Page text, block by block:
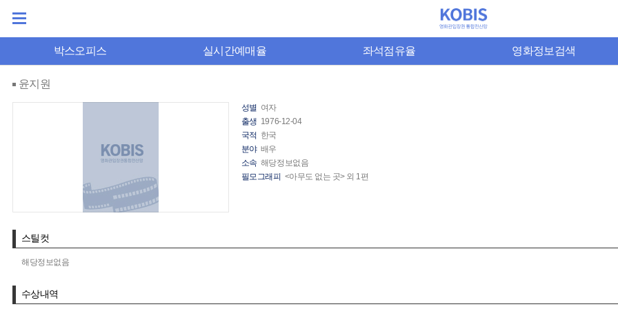
박스오피스 실시간예매율 좌석점유율 영화정보검색
윤지원
성별 여자
출생 1976-12-04
국적 한국
분야 배우
소속 해당정보없음
필모그래피 <아무도 없는 곳> 외 1편
스틸컷
해당정보없음
수상내역